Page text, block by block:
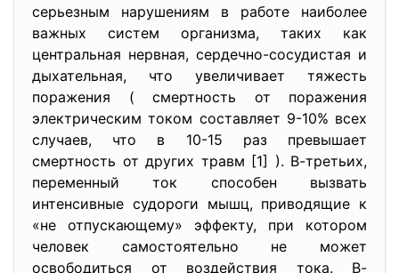
серьезным нарушениям в работе наиболее
важных систем организма, таких как
центральная нервная, сердечно-сосудистая и
дыхательная, что увеличивает тяжесть
поражения ( смертность от поражения
электрическим током составляет 9-10% всех
случаев, что в 10-15 раз превышает
смертность от других травм [1] ). В-третьих,
переменный ток способен вызвать
интенсивные судороги мышц, приводящие к
«не отпускающему» эффекту, при котором
человек самостоятельно не может
освободиться от воздействия тока. В-